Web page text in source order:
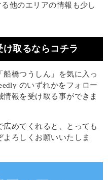
他のエリアの情報も少し
取るならコチラ
橋つうしん」を気に入っ
のいずれかをフォロー
報を受け取る事ができま
広めてくれると、とっても
ろしくお願いいたしま